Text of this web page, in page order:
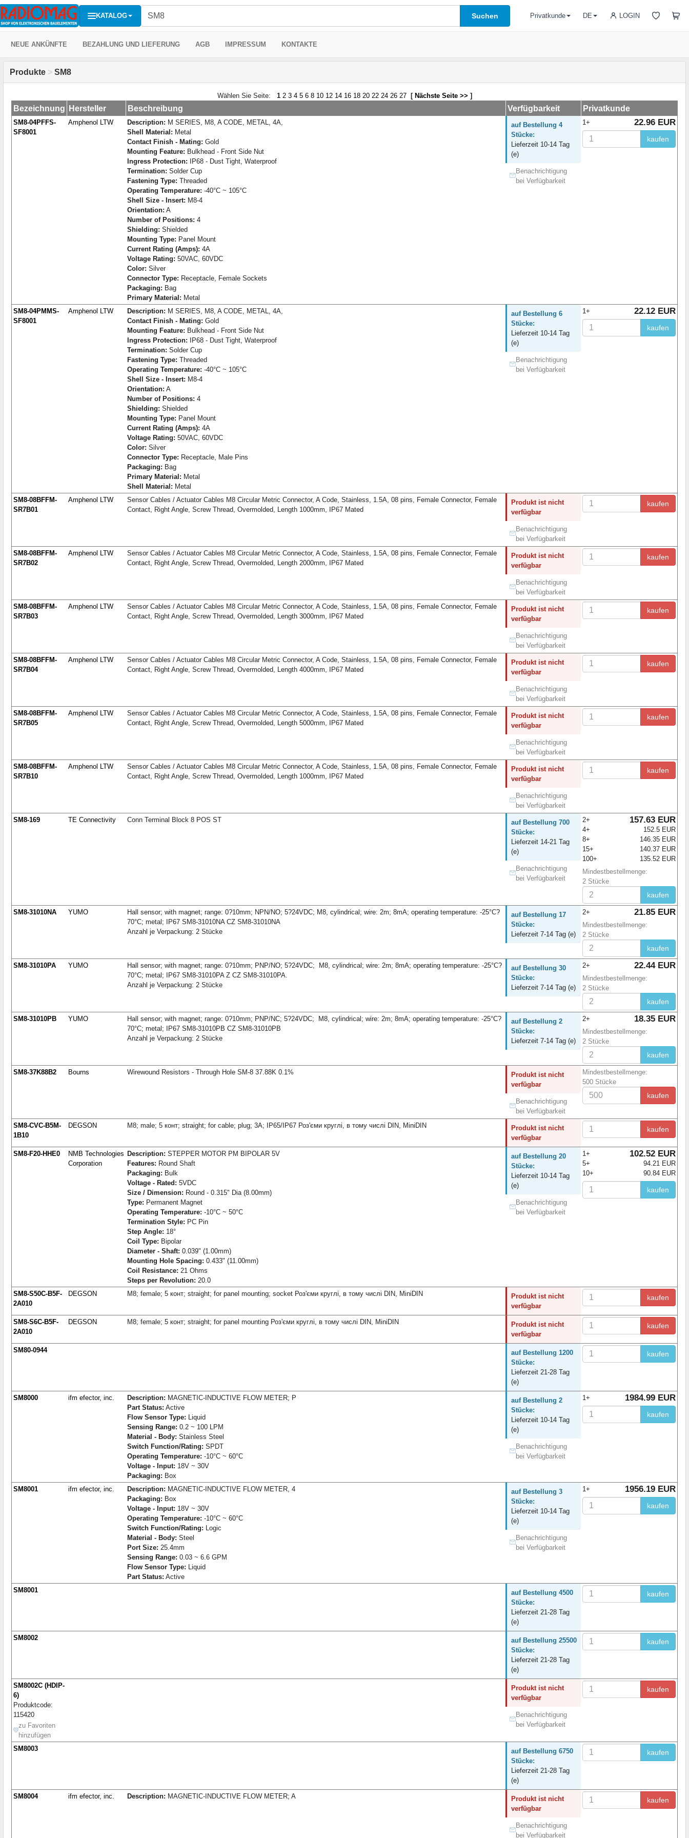
KATALOG Suchen LOGIN
Privatkunde DE
NEUE ANKÜNFTE BEZAHLUNG UND LIEFERUNG AGB IMPRESSUM KONTAKTE
Produkte > SM8
Wählen Sie Seite: 1 2 3 4 5 6 8 10 12 14 16 18 20 22 24 26 27 [ Nächste Seite >> ]
Bezeichnung Hersteller Beschreibung Verfügbarkeit Privatkunde
SM8-04PFFS-
SF8001
Amphenol LTW Description: M SERIES, M8, A CODE, METAL, 4A,
Shell Material: Metal
Contact Finish - Mating: Gold
Mounting Feature: Bulkhead - Front Side Nut
Ingress Protection: IP68 - Dust Tight, Waterproof
Termination: Solder Cup
Fastening Type: Threaded
Operating Temperature: -40°C ~ 105°C
Shell Size - Insert: M8-4
Orientation: A
Number of Positions: 4
Shielding: Shielded
Mounting Type: Panel Mount
Current Rating (Amps): 4A
Voltage Rating: 50VAC, 60VDC
Color: Silver
Connector Type: Receptacle, Female Sockets
Packaging: Bag
Primary Material: Metal
auf Bestellung 4
Stücke:
Lieferzeit 10-14 Tag
(e)
Benachrichtigung
bei Verfügbarkeit
1+ 22.96 EUR
kaufen
SM8-04PMMS-
SF8001
Amphenol LTW Description: M SERIES, M8, A CODE, METAL, 4A,
Contact Finish - Mating: Gold
Mounting Feature: Bulkhead - Front Side Nut
Ingress Protection: IP68 - Dust Tight, Waterproof
Termination: Solder Cup
Fastening Type: Threaded
Operating Temperature: -40°C ~ 105°C
Shell Size - Insert: M8-4
Orientation: A
Number of Positions: 4
Shielding: Shielded
Mounting Type: Panel Mount
Current Rating (Amps): 4A
Voltage Rating: 50VAC, 60VDC
Color: Silver
Connector Type: Receptacle, Male Pins
Packaging: Bag
Primary Material: Metal
Shell Material: Metal
auf Bestellung 6
Stücke:
Lieferzeit 10-14 Tag
(e)
Benachrichtigung
bei Verfügbarkeit
1+ 22.12 EUR
kaufen
SM8-08BFFM-
SR7B01
Amphenol LTW
Sensor Cables / Actuator Cables M8 Circular Metric Connector, A Code, Stainless, 1.5A, 08 pins, Female Connector, Female
Contact, Right Angle, Screw Thread, Overmolded, Length 1000mm, IP67 Mated
Produkt ist nicht
verfügbar
Benachrichtigung
bei Verfügbarkeit
kaufen
SM8-08BFFM-
SR7B02
Amphenol LTW
Sensor Cables / Actuator Cables M8 Circular Metric Connector, A Code, Stainless, 1.5A, 08 pins, Female Connector, Female
Contact, Right Angle, Screw Thread, Overmolded, Length 2000mm, IP67 Mated
Produkt ist nicht
verfügbar
Benachrichtigung
bei Verfügbarkeit
kaufen
SM8-08BFFM-
SR7B03
Amphenol LTW
Sensor Cables / Actuator Cables M8 Circular Metric Connector, A Code, Stainless, 1.5A, 08 pins, Female Connector, Female
Contact, Right Angle, Screw Thread, Overmolded, Length 3000mm, IP67 Mated
Produkt ist nicht
verfügbar
Benachrichtigung
bei Verfügbarkeit
kaufen
SM8-08BFFM-
SR7B04
Amphenol LTW
Sensor Cables / Actuator Cables M8 Circular Metric Connector, A Code, Stainless, 1.5A, 08 pins, Female Connector, Female
Contact, Right Angle, Screw Thread, Overmolded, Length 4000mm, IP67 Mated
Produkt ist nicht
verfügbar
Benachrichtigung
bei Verfügbarkeit
kaufen
SM8-08BFFM-
SR7B05
Amphenol LTW
Sensor Cables / Actuator Cables M8 Circular Metric Connector, A Code, Stainless, 1.5A, 08 pins, Female Connector, Female
Contact, Right Angle, Screw Thread, Overmolded, Length 5000mm, IP67 Mated
Produkt ist nicht
verfügbar
Benachrichtigung
bei Verfügbarkeit
kaufen
SM8-08BFFM-
SR7B10
Amphenol LTW
Sensor Cables / Actuator Cables M8 Circular Metric Connector, A Code, Stainless, 1.5A, 08 pins, Female Connector, Female
Contact, Right Angle, Screw Thread, Overmolded, Length 1000mm, IP67 Mated
Produkt ist nicht
verfügbar
Benachrichtigung
bei Verfügbarkeit
kaufen
SM8-169 TE Connectivity Conn Terminal Block 8 POS ST
auf Bestellung 700
Stücke:
Lieferzeit 14-21 Tag
(e)
Benachrichtigung
bei Verfügbarkeit
2+ 157.63 EUR
4+
152.5 EUR
8+
146.35 EUR
15+
140.37 EUR
100+
135.52 EUR
Mindestbestellmenge:
2 Stücke
kaufen
SM8-31010NA YUMO
Hall sensor; with magnet; range: 0?10mm; NPN/NO; 5?24VDC; M8, cylindrical; wire: 2m; 8mA; operating temperature: -25°C?
70°C; metal; IP67 SM8-31010NA CZ SM8-31010NA
Anzahl je Verpackung: 2 Stücke
auf Bestellung 17
Stücke:
Lieferzeit 7-14 Tag (e)
2+ 21.85 EUR
Mindestbestellmenge:
2 Stücke
kaufen
SM8-31010PA YUMO
Hall sensor; with magnet; range: 0?10mm; PNP/NO; 5?24VDC; M8, cylindrical; wire: 2m; 8mA; operating temperature: -25°C?
70°C; metal; IP67 SM8-31010PA Z CZ SM8-31010PA.
Anzahl je Verpackung: 2 Stücke
auf Bestellung 30
Stücke:
Lieferzeit 7-14 Tag (e)
2+ 22.44 EUR
Mindestbestellmenge:
2 Stücke
kaufen
SM8-31010PB YUMO
Hall sensor; with magnet; range: 0?10mm; PNP/NC; 5?24VDC; M8, cylindrical; wire: 2m; 8mA; operating temperature: -25°C?
70°C; metal; IP67 SM8-31010PB CZ SM8-31010PB
Anzahl je Verpackung: 2 Stücke
auf Bestellung 2
Stücke:
Lieferzeit 7-14 Tag (e)
2+ 18.35 EUR
Mindestbestellmenge:
2 Stücke
kaufen
SM8-37K88B2 Bourns Wirewound Resistors - Through Hole SM-8 37.88K 0.1%
Produkt ist nicht
verfügbar
Benachrichtigung
bei Verfügbarkeit
Mindestbestellmenge:
500 Stücke
kaufen
SM8-CVC-B5M-
1B10
DEGSON M8; male; 5 конт; straight; for cable; plug; 3A; IP65/IP67 Роз'єми круглі, в тому числі DIN, MiniDIN
Produkt ist nicht
verfügbar
kaufen
SM8-F20-HHE0
NMB Technologies
Corporation
Description: STEPPER MOTOR PM BIPOLAR 5V
Features: Round Shaft
Packaging: Bulk
Voltage - Rated: 5VDC
Size / Dimension: Round - 0.315" Dia (8.00mm)
Type: Permanent Magnet
Operating Temperature: -10°C ~ 50°C
Termination Style: PC Pin
Step Angle: 18°
Coil Type: Bipolar
Diameter - Shaft: 0.039" (1.00mm)
Mounting Hole Spacing: 0.433" (11.00mm)
Coil Resistance: 21 Ohms
Steps per Revolution: 20.0
auf Bestellung 20
Stücke:
Lieferzeit 10-14 Tag
(e)
Benachrichtigung
bei Verfügbarkeit
1+ 102.52 EUR
5+
94.21 EUR
10+
90.84 EUR
kaufen
SM8-S50C-B5F-
2A010
DEGSON M8; female; 5 конт; straight; for panel mounting; socket Роз'єми круглі, в тому числі DIN, MiniDIN
Produkt ist nicht
verfügbar
kaufen
SM8-S6C-B5F-
2A010
DEGSON M8; female; 5 конт; straight; for panel mounting Роз'єми круглі, в тому числі DIN, MiniDIN
Produkt ist nicht
verfügbar
kaufen
SM80-0944
auf Bestellung 1200
Stücke:
Lieferzeit 21-28 Tag
(e)
kaufen
SM8000 ifm efector, inc. Description: MAGNETIC-INDUCTIVE FLOW METER; P
Part Status: Active
Flow Sensor Type: Liquid
Sensing Range: 0.2 ~ 100 LPM
Material - Body: Stainless Steel
Switch Function/Rating: SPDT
Operating Temperature: -10°C ~ 60°C
Voltage - Input: 18V ~ 30V
Packaging: Box
auf Bestellung 2
Stücke:
Lieferzeit 10-14 Tag
(e)
Benachrichtigung
bei Verfügbarkeit
1+ 1984.99 EUR
kaufen
SM8001 ifm efector, inc. Description: MAGNETIC-INDUCTIVE FLOW METER, 4
Packaging: Box
Voltage - Input: 18V ~ 30V
Operating Temperature: -10°C ~ 60°C
Switch Function/Rating: Logic
Material - Body: Steel
Port Size: 25.4mm
Sensing Range: 0.03 ~ 6.6 GPM
Flow Sensor Type: Liquid
Part Status: Active
auf Bestellung 3
Stücke:
Lieferzeit 10-14 Tag
(e)
Benachrichtigung
bei Verfügbarkeit
1+ 1956.19 EUR
kaufen
SM8001
auf Bestellung 4500
Stücke:
Lieferzeit 21-28 Tag
(e)
kaufen
SM8002
auf Bestellung 25500
Stücke:
Lieferzeit 21-28 Tag
(e)
kaufen
SM8002C (HDIP-
6)
Produktcode:
115420
zu Favoriten
hinzufügen
Produkt ist nicht
verfügbar
Benachrichtigung
bei Verfügbarkeit
kaufen
SM8003
auf Bestellung 6750
Stücke:
Lieferzeit 21-28 Tag
(e)
kaufen
SM8004 ifm efector, inc. Description: MAGNETIC-INDUCTIVE FLOW METER; A
Produkt ist nicht
verfügbar
Benachrichtigung
bei Verfügbarkeit
kaufen